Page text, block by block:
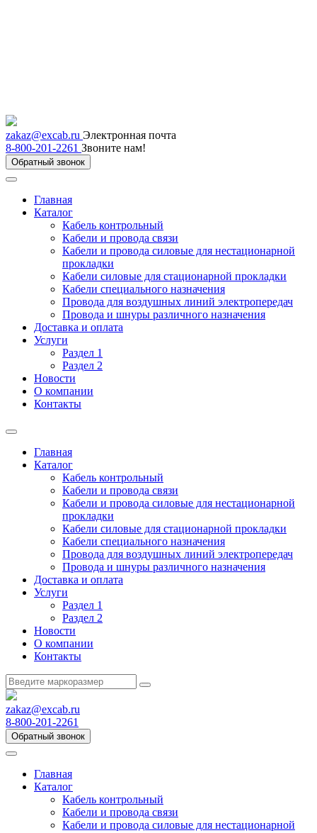
zakaz@excab.ru Электронная почта
8-800-201-2261 Звоните нам!
Обратный звонок
Главная
Каталог
Кабель контрольный
Кабели и провода связи
Кабели и провода силовые для нестационарной
прокладки
Кабели силовые для стационарной прокладки
Кабели специального назначения
Провода для воздушных линий электропередач
Провода и шнуры различного назначения
Доставка и оплата
Услуги
Раздел 1
Раздел 2
Новости
О компании
Контакты
Главная
Каталог
Кабель контрольный
Кабели и провода связи
Кабели и провода силовые для нестационарной
прокладки
Кабели силовые для стационарной прокладки
Кабели специального назначения
Провода для воздушных линий электропередач
Провода и шнуры различного назначения
Доставка и оплата
Услуги
Раздел 1
Раздел 2
Новости
О компании
Контакты
zakaz@excab.ru
8-800-201-2261
Обратный звонок
Главная
Каталог
Кабель контрольный
Кабели и провода связи
Кабели и провода силовые для нестационарной